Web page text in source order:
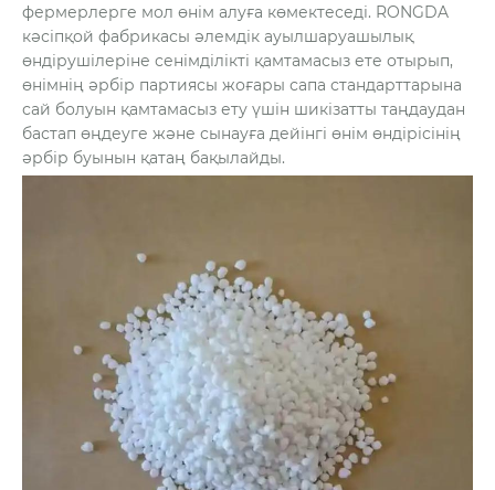
фермерлерге мол өнім алуға көмектеседі. RONGDA
кәсіпқой фабрикасы әлемдік ауылшаруашылық
өндірушілеріне сенімділікті қамтамасыз ете отырып,
өнімнің әрбір партиясы жоғары сапа стандарттарына
сай болуын қамтамасыз ету үшін шикізатты таңдаудан
бастап өңдеуге және сынауға дейінгі өнім өндірісінің
әрбір буынын қатаң бақылайды.